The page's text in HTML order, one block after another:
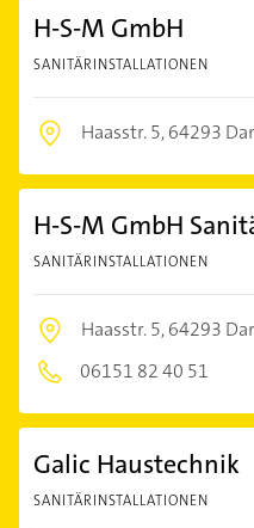
H-S-M GmbH
SANITÄRINSTALLATIONEN
Haasstr. 5,64293
H-S-M GmbH
SANITÄRINSTALLATIONEN
Haasstr. 5,64293
06151 82 40 51
Galic Haustechnik
SANITÄRINSTALLATIONEN